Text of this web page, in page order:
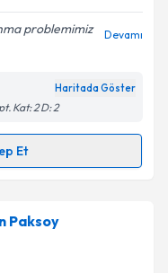
ilişkinAydınlatma
belirtilen
ediyorum.
problemimiz
Devamı
Haritada Göster
Kat: 2 D: 2
Et
talebi oluşturun.
için bir takvim
Paksoy